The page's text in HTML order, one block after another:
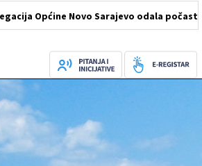
Novo Sarajevo odala počast